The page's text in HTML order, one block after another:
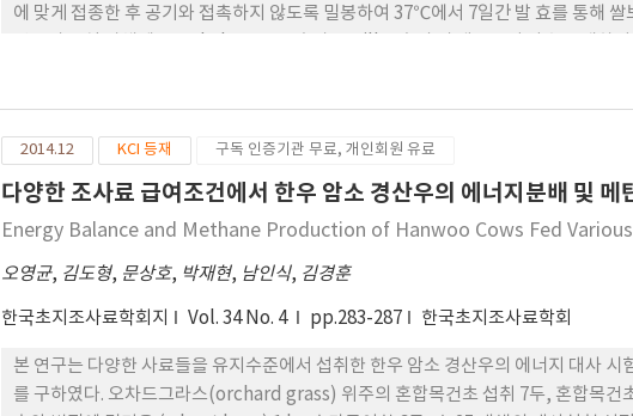
에 맞게 접종한 후 공기와 접촉하지 않도록 밀봉하여 37℃에서 7일간 발 효를 통해
균제를 접종하지 않은 쌀보리 종실도 기간 이 경과됨에 따라 산도가 저하되고 유산균
의 산도가 저하됨에 따라 초기 107 cfu/g 이상 검출되었던 대장균이 발효 7일차 이후
안전성을 유지시 키는 데 있어 효과적인 저장방법으로 나타났다.
2014.12 KCI 등재 구독 인증기관 무료, 개인회원 유료
다양한 조사료 급여조건에서 한우 암소 경산우의 에너지분배 및 메
Energy Balance and Methane Production of Hanwoo Cows Fed
오영균, 김도형, 문상호, 박재현, 남인식, 김경훈
한국초지조사료학회지 Vol. 34 No. 4 pp.283-287 한국초지조사료학회
본 연구는 다양한 사료들을 유지수준에서 섭취한 한우 암소 경산우의 에너지 대사
를 구하였다. 오차드그라스(orchard grass) 위주의 혼합목건초 섭취 7두, 혼합목건